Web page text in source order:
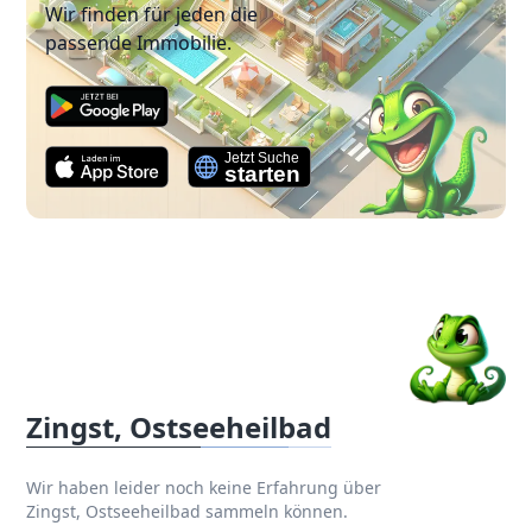
Wir finden für jeden die
passende Immobilie.
Zingst, Ostseeheilbad
Wir haben leider noch keine Erfahrung über
Zingst, Ostseeheilbad sammeln können.